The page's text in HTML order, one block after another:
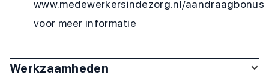
www.medewerkersindezorg.nl/aandraagbonus
voor meer informatie
Werkzaamheden